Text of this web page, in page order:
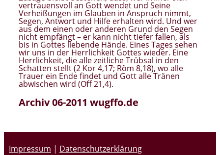
vertrauensvoll an Gott wendet und Seine
Verheißungen im Glauben in Anspruch nimmt,
Segen, Antwort und Hilfe erhalten wird. Und wer
aus dem einen oder anderen Grund den Segen
nicht empfängt – er kann nicht tiefer fallen, als
bis in Gottes liebende Hände. Eines Tages sehen
wir uns in der Herrlichkeit Gottes wieder. Eine
Herrlichkeit, die alle zeitliche Trübsal in den
Schatten stellt (2 Kor 4,17; Röm 8,18), wo alle
Trauer ein Ende findet und Gott alle Tränen
abwischen wird (Off 21,4).
Archiv 06-2011 wugffo.de
Impressum | Datenschutzerklärung